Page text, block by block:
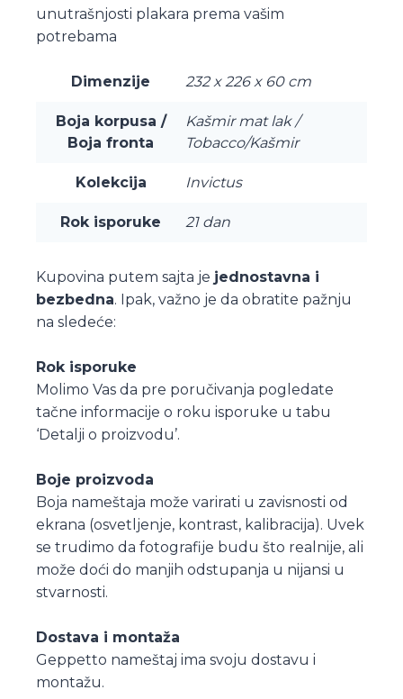
unutrašnjosti plakara prema vašim
potrebama
Dimenzije 232 x 226 x 60 cm
Boja korpusa /
Boja fronta
Kašmir mat lak /
Tobacco/Kašmir
Kolekcija Invictus
Rok isporuke 21 dan
Kupovina putem sajta je jednostavna i
bezbedna. Ipak, važno je da obratite pažnju
na sledeće:
Rok isporuke
Molimo Vas da pre poručivanja pogledate
tačne informacije o roku isporuke u tabu
‘Detalji o proizvodu’.
Boje proizvoda
Boja nameštaja može varirati u zavisnosti od
ekrana (osvetljenje, kontrast, kalibracija). Uvek
se trudimo da fotografije budu što realnije, ali
može doći do manjih odstupanja u nijansi u
stvarnosti.
Dostava i montaža
Geppetto nameštaj ima svoju dostavu i
montažu.